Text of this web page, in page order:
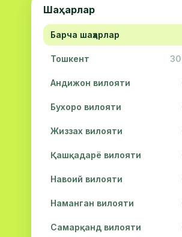
Шаҳарлар
Барча шаҳарлар
Тошкент
Андижон вилояти
Бухоро вилояти
Жиззах вилояти
Қашқадарё вилояти
Навоий вилояти
Наманган вилояти
Самарқанд вилояти